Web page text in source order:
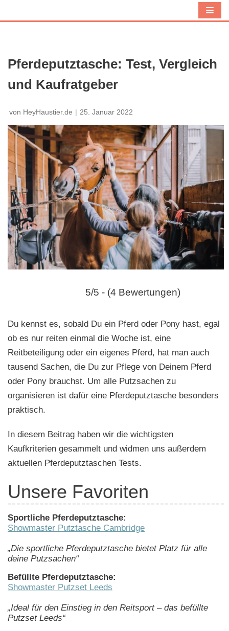
n
h
l
t
s
p
i
n
g
e
n
Pferdeputztasche: Test, Vergleich
und Kaufratgeber
von HeyHaustier.de 25. Januar 2022
5/5 - (4 Bewertungen)
Du kennst es, sobald Du ein Pferd oder Pony hast, egal
ob es nur reiten einmal die Woche ist, eine
Reitbeteiligung oder ein eigenes Pferd, hat man auch
tausend Sachen, die Du zur Pflege von Deinem Pferd
oder Pony brauchst. Um alle Putzsachen zu
organisieren ist dafür eine Pferdeputztasche besonders
praktisch.
In diesem Beitrag haben wir die wichtigsten
Kaufkriterien gesammelt und widmen uns außerdem
aktuellen Pferdeputztaschen Tests.
Unsere Favoriten
Sportliche Pferdeputztasche:
Showmaster Putztasche Cambridge
„Die sportliche Pferdeputztasche bietet Platz für alle
deine Putzsachen“
Befüllte Pferdeputztasche:
Showmaster Putzset Leeds
„Ideal für den Einstieg in den Reitsport – das befüllte
Putzset Leeds“